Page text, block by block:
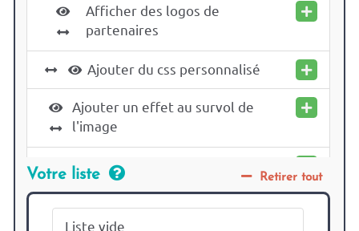
Afficher des logos de
partenaires
Ajouter du css personnalisé
Ajouter un effet au survol de
l'image
Ajuster le bandeau
"S'inscrire"
Votre liste Retirer tout
Liste vide